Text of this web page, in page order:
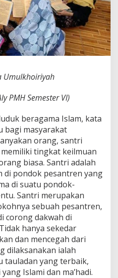
Umulkhoiriyah
PMH Semester VI)
beragama Islam, kata
bagi masyarakat
orang, santri
tingkat keilmuan
biasa. Santri adalah
di pondok pesantren yang
di suatu pondok-
Santri merupakan
sebuah pesantren,
corong dakwah di
hanya sekedar
dan mencegah dari
dilaksanakan ialah
tauladan yang terbaik,
Islami dan ma’hadi.